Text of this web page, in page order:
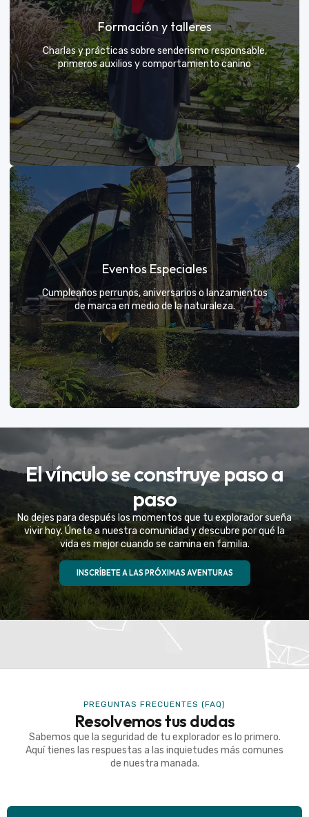
Tú eliges el parche y nosotros nos encargamos de
una aventura exclusiva
Formación y talleres
Charlas y prácticas sobre senderismo responsable,
primeros auxilios y comportamiento canino
Formación y talleres
Aprende de expertos a ser el mejor guía para tu
propio explorador
VER MÁS
Eventos Especiales
Cumpleaños perrunos, aniversarios o lanzamientos
de marca en medio de la naturaleza.
Eventos Especiales
Celebramos la vida de tu mejor amigo con una
experiencia fuera de serie
VER MÁS
El vínculo se construye paso a
paso
No dejes para después los momentos que tu explorador sueña
vivir hoy. Únete a nuestra comunidad y descubre por qué la
vida es mejor cuando se camina en familia.
INSCRÍBETE A LAS PRÓXIMAS AVENTURAS
PREGUNTAS FRECUENTES (FAQ)
Resolvemos tus dudas
Sabemos que la seguridad de tu explorador es lo primero.
Aquí tienes las respuestas a las inquietudes más comunes
de nuestra manada.